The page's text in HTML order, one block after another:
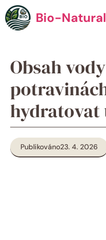
Přeskočit
na
obsah
Bio-
Obsah
hydratovat
Publikováno23. 4. 2026